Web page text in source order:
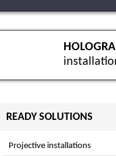
READY SOLUTIONS
Projective installations